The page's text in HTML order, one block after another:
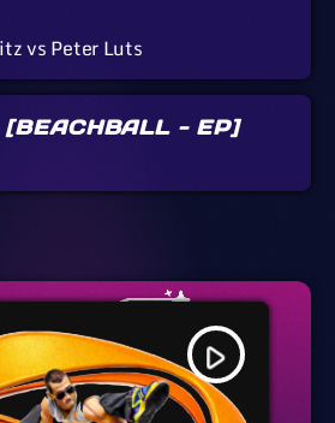
vs Peter Luts
[BEACHBALL - EP]
play_arrow